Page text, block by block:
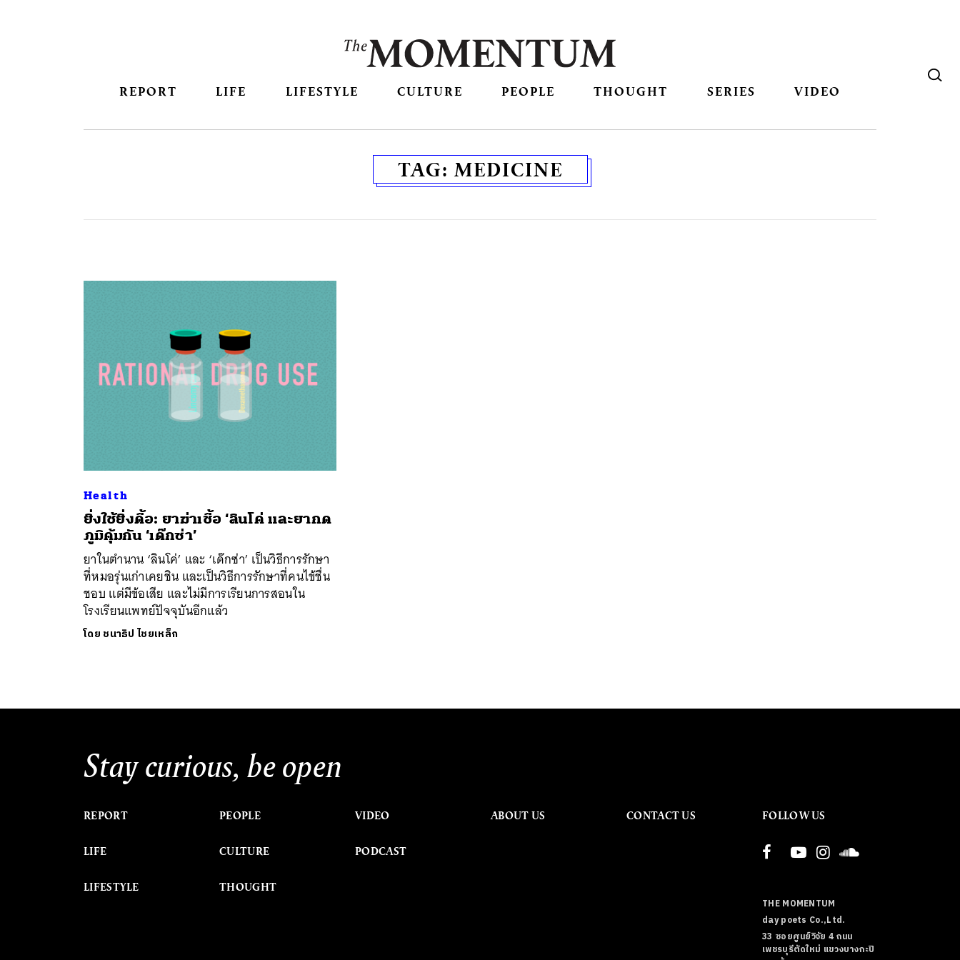
REPORT LIFE LIFESTYLE CULTURE PEOPLE THOUGHT SERIES VIDEO
TAG: MEDICINE
Health
ยิ่งใช้ยิ่งดื้อ: ยาฆ่าเชื้อ ‘ลินโค่ และยากด
ภูมิคุ้มกัน ‘เด๊กซ่า’
ยาในตำนาน ‘ลินโค่’ และ ‘เด๊กซ่า’ เป็นวิธีการรักษา
ที่หมอรุ่นเก่าเคยชิน และเป็นวิธีการรักษาที่คนไข้ชื่น
ชอบ แต่มีข้อเสีย และไม่มีการเรียนการสอนใน
โรงเรียนแพทย์ปัจจุบันอีกแล้ว
โดย ชนาธิป ไชยเหล็ก
Stay curious, be open
REPORT
LIFE
LIFESTYLE
PEOPLE
CULTURE
THOUGHT
VIDEO
PODCAST
ABOUT US CONTACT US FOLLOW US
THE MOMENTUM
day poets Co.,Ltd.
33 ซอยศูนย์วิจัย 4 ถนน
เพชรบุรีตัดใหม่ แขวงบางกะปิ